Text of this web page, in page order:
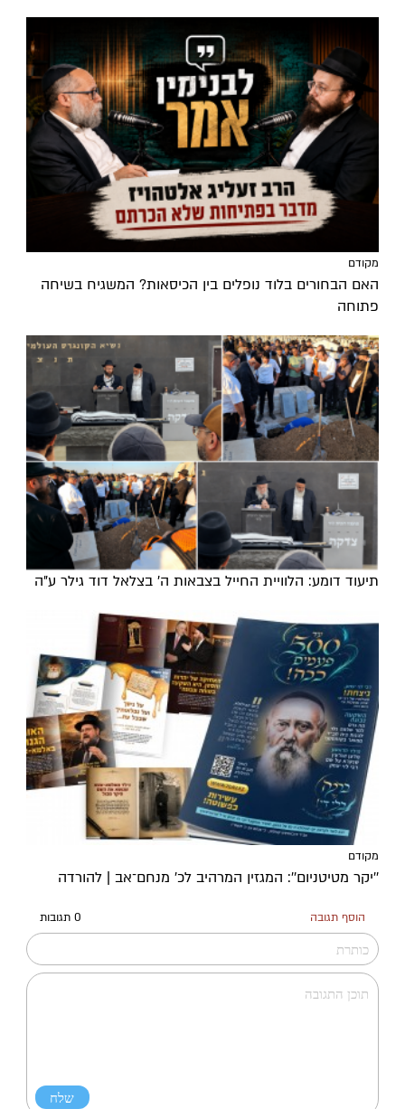
מקודם
האם הבחורים בלוד נופלים בין הכיסאות? המשגיח בשיחה
פתוחה
תיעוד דומע: הלוויית החייל בצבאות ה' בצלאל דוד גילר ע"ה
מקודם
''יקר מטיטניום'': המגזין המרהיב לכ’ מנחם־אב | להורדה
הוסף תגובה 0 תגובות